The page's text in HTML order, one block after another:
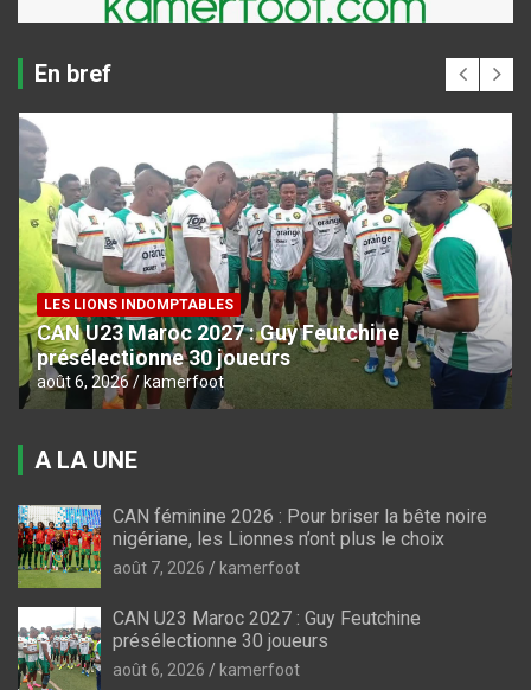
En bref
LES LIONS INDOMPTABLES
CAN U23 Maroc 2027 : Guy Feutchine
présélectionne 30 joueurs
août 6, 2026 kamerfoot
A LA UNE
CAN féminine 2026 : Pour briser la bête noire
nigériane, les Lionnes n’ont plus le choix
août 7, 2026 kamerfoot
CAN U23 Maroc 2027 : Guy Feutchine
présélectionne 30 joueurs
août 6, 2026 kamerfoot